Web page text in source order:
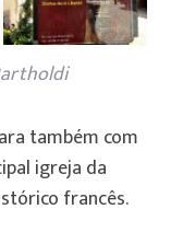
também com
igreja da
francês.